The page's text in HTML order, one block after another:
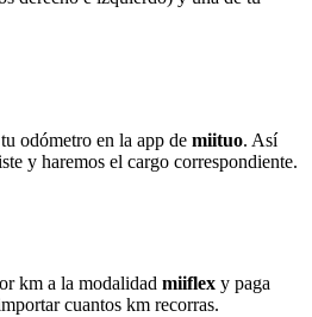
odómetro en la app de miituo. Así
y haremos el cargo correspondiente.
km a la modalidad miiflex y paga
cuantos km recorras.